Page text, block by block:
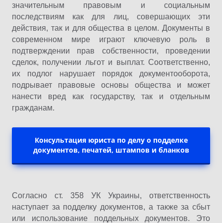
значительным правовым и социальным
последствиям как для лиц, совершающих эти
действия, так и для общества в целом. Документы в
современном мире играют ключевую роль в
подтверждении прав собственности, проведении
сделок, получении льгот и выплат. Соответственно,
их подлог нарушает порядок документооборота,
подрывает правовые основы общества и может
нанести вред как государству, так и отдельным
гражданам.
Консультация юриста по делу о подделке
документов, печатей, штампов и бланков
Согласно ст. 358 УК Украины, ответственность
наступает за подделку документов, а также за сбыт
или использование поддельных документов. Это